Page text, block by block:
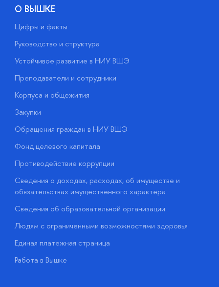
О ВЫШКЕ
Цифры и факты
Руководство и структура
Устойчивое развитие в НИУ ВШЭ
Преподаватели и сотрудники
Корпуса и общежития
Закупки
Обращения граждан в НИУ ВШЭ
Фонд целевого капитала
Противодействие коррупции
Сведения о доходах, расходах, об имуществе и
обязательствах имущественного характера
Сведения об образовательной организации
Людям с ограниченными возможностями здоровья
Единая платежная страница
Работа в Вышке